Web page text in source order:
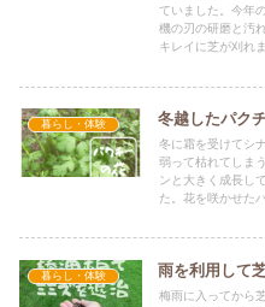
ていました。今年
機の刃の研磨と汚
キレイに芝が刈れま
暮らし・体験 冬越したパク
冬に霜を受けてシ
弱って枯れてしま
ンと大きく成長し
た。花を咲かせた
暮らし・体験 雨を利用して
梅雨に入ってから